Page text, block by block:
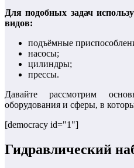
Для подобных задач
видов:
подъёмные
насосы;
цилиндры;
прессы.
Давайте рассмотрим
оборудования и сферы, в
[democracy id="1"]
Гидравлический